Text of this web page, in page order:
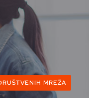
MREŽA